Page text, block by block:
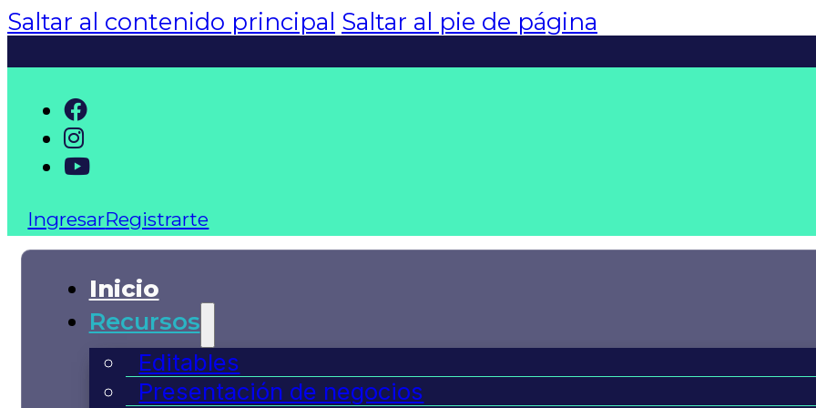
Saltar al contenido principal Saltar al pie de página
IngresarRegistrarte
Inicio
Recursos
Editables
Presentación de negocios